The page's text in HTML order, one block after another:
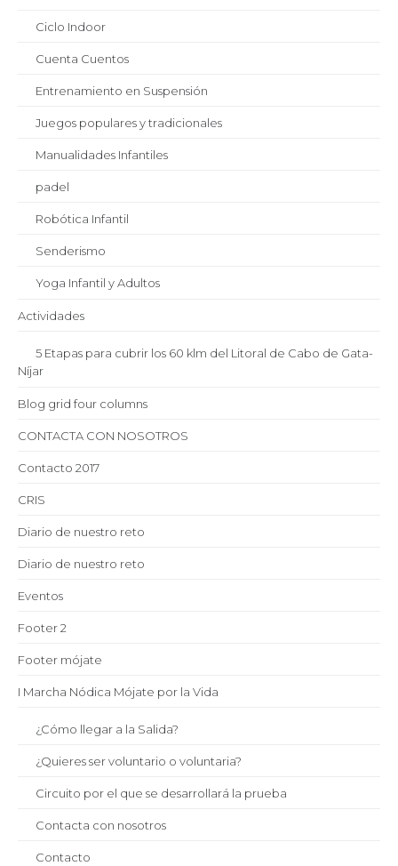
Ciclo Indoor
Cuenta Cuentos
Entrenamiento en Suspensión
Juegos populares y tradicionales
Manualidades Infantiles
padel
Robótica Infantil
Senderismo
Yoga Infantil y Adultos
Actividades
5 Etapas para cubrir los 60 klm del Litoral de Cabo de Gata-
Níjar
Blog grid four columns
CONTACTA CON NOSOTROS
Contacto 2017
CRIS
Diario de nuestro reto
Diario de nuestro reto
Eventos
Footer 2
Footer mójate
I Marcha Nódica Mójate por la Vida
¿Cómo llegar a la Salida?
¿Quieres ser voluntario o voluntaria?
Circuito por el que se desarrollará la prueba
Contacta con nosotros
Contacto